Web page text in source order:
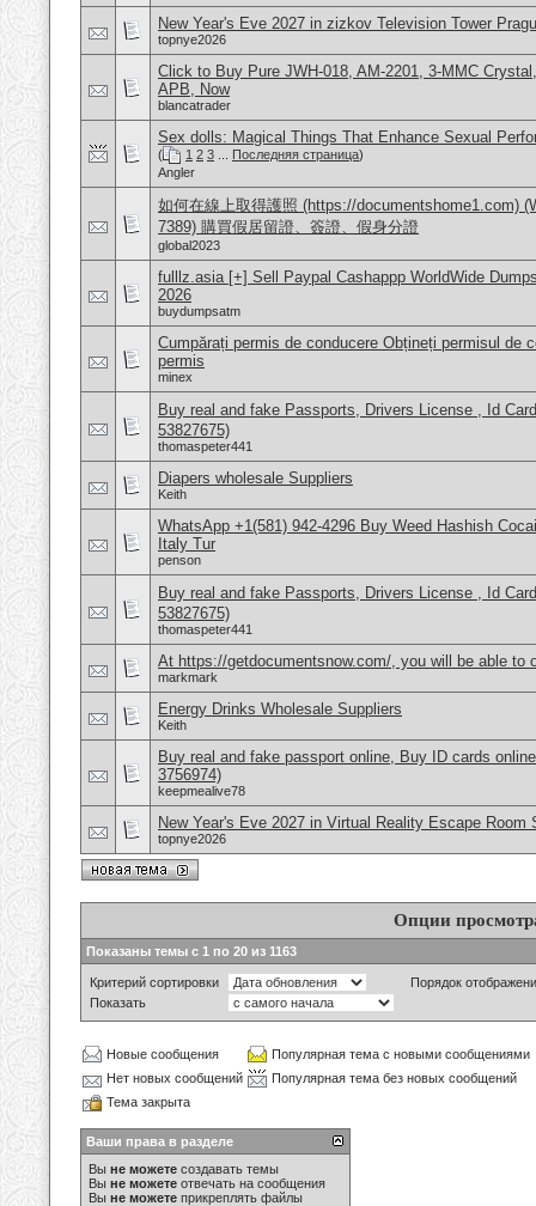
New Year's Eve 2027 in zizkov Television Tower
topnye2026
Click to Buy Pure JWH-018, AM-2201, 3-MMC
APB, Now
blancatrader
Sex dolls: Magical Things That Enhance Sexual
( 1 2 3 Последняя страница)
Angler
如何在線上取得護照 (https://documentshome1.com)
7389) 購買假居留證、簽證、假身分證
global2023
fulllz.asia [+] Sell Paypal Cashappp WorldWide
2026
buydumpsatm
Cumpărați permis de conducere Obțineți permisul de
permis
minex
Buy real and fake Passports, Drivers License , Id
53827675)
thomaspeter441
Diapers wholesale Suppliers
Keith
WhatsApp +1(581) 942-4296 Buy Weed Hashish
Italy Tur
penson
Buy real and fake Passports, Drivers License , Id
53827675)
thomaspeter441
At https://getdocumentsnow.com/, you will be able to
markmark
Energy Drinks Wholesale Suppliers
Keith
Buy real and fake passport online, Buy ID cards
3756974)
keepmealive78
New Year's Eve 2027 in Virtual Reality Escape Room
topnye2026
Опции
Показаны темы с 1 по 20 из 1163
Критерий сортировки
Порядок
Показать
Новые сообщения
Популярная тема с новыми сообщениями
Нет новых сообщений
Популярная тема без новых сообщений
Тема закрыта
Ваши права в разделе
Вы не можете создавать темы
Вы не можете отвечать на сообщения
Вы не можете прикреплять файлы